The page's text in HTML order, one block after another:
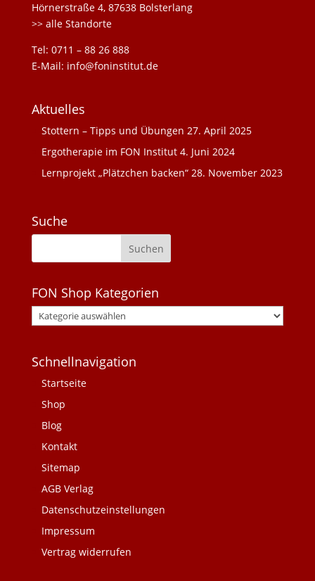
Hörnerstraße 4, 87638 Bolsterlang
>> alle Standorte
Tel: 0711 – 88 26 888
E-Mail: info@foninstitut.de
Aktuelles
Stottern – Tipps und Übungen 27. April 2025
Ergotherapie im FON Institut 4. Juni 2024
Lernprojekt „Plätzchen backen“ 28. November 2023
Suche
FON Shop Kategorien
Schnellnavigation
Startseite
Shop
Blog
Kontakt
Sitemap
AGB Verlag
Datenschutzeinstellungen
Impressum
Vertrag widerrufen